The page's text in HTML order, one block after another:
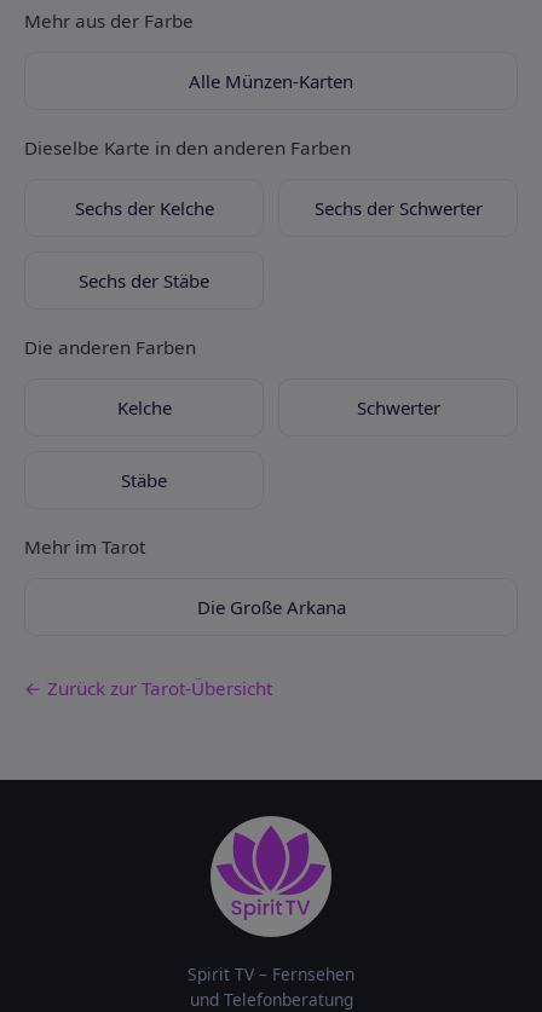
Mehr aus der Farbe
Alle Münzen-Karten
Dieselbe Karte in den anderen Farben
Sechs der Kelche Sechs der Schwerter
Sechs der Stäbe
Die anderen Farben
Kelche Schwerter
Stäbe
Mehr im Tarot
Die Große Arkana
← Zurück zur Tarot-Übersicht
Spirit TV – Fernsehen
und Telefonberatung